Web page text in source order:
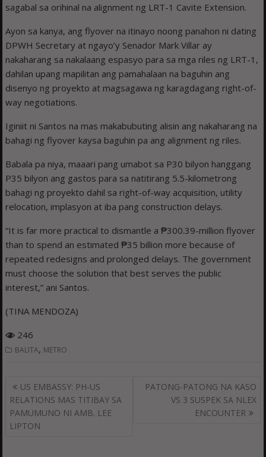
sagabal sa orihinal na alignment ng LRT-1 Cavite Extension.
Ayon sa kanya, ang flyover na itinayo noong panahon ni dating
DPWH Secretary at ngayo’y Senador Mark Villar ay
nakaharang sa nakalaang espasyo para sa mga riles ng LRT-1,
dahilan upang mapilitan ang pamahalaan na baguhin ang
disenyo ng proyekto at magsagawa ng karagdagang right-of-
way negotiations.
Iginiit ni Santos na mas makabubuting alisin ang nakaharang na
bahagi ng flyover kaysa baguhin pa ang alignment ng riles.
Babala pa niya, maaari pang umabot sa P30 bilyon hanggang
P35 bilyon ang gastos para sa natitirang 5.5-kilometrong
bahagi ng proyekto dahil sa right-of-way acquisition, utility
relocation, implasyon at iba pang construction delays.
“It is far more practical to dismantle a ₱300.39-million flyover
than to spend an estimated ₱35 billion more because of
repeated redesigns and prolonged delays. The government
must choose the solution that best serves the public
interest,” ani Santos.
(TINA MENDOZA)
246
BALITA, METRO
Post
navigation
US EMBASSY: PH-US
RELATIONS MAS TITIBAY SA
PAMUMUNO NI AMB. LEE
LIPTON
PATONG-PATONG NA KASO
VS 3 SUSPEK SA NLEX
ENCOUNTER